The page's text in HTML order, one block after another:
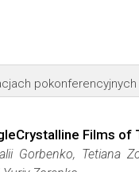
pokonferencyjnych
Films of
Gorbenko, Tetiana